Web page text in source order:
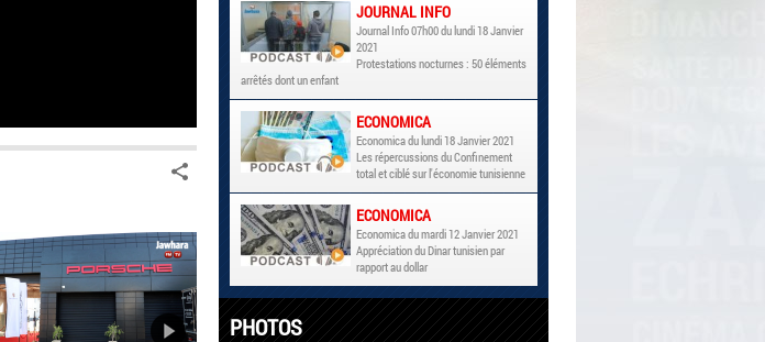
JOURNAL INFO
Journal Info 07h00 du lundi 18 Janvier
2021
Protestations nocturnes : 50 éléments
arrêtés dont un enfant
ECONOMICA
Economica du lundi 18 Janvier 2021
Les répercussions du Confinement
total et ciblé sur l'économie tunisienne
ECONOMICA
Economica du mardi 12 Janvier 2021
Appréciation du Dinar tunisien par
rapport au dollar
PHOTOS